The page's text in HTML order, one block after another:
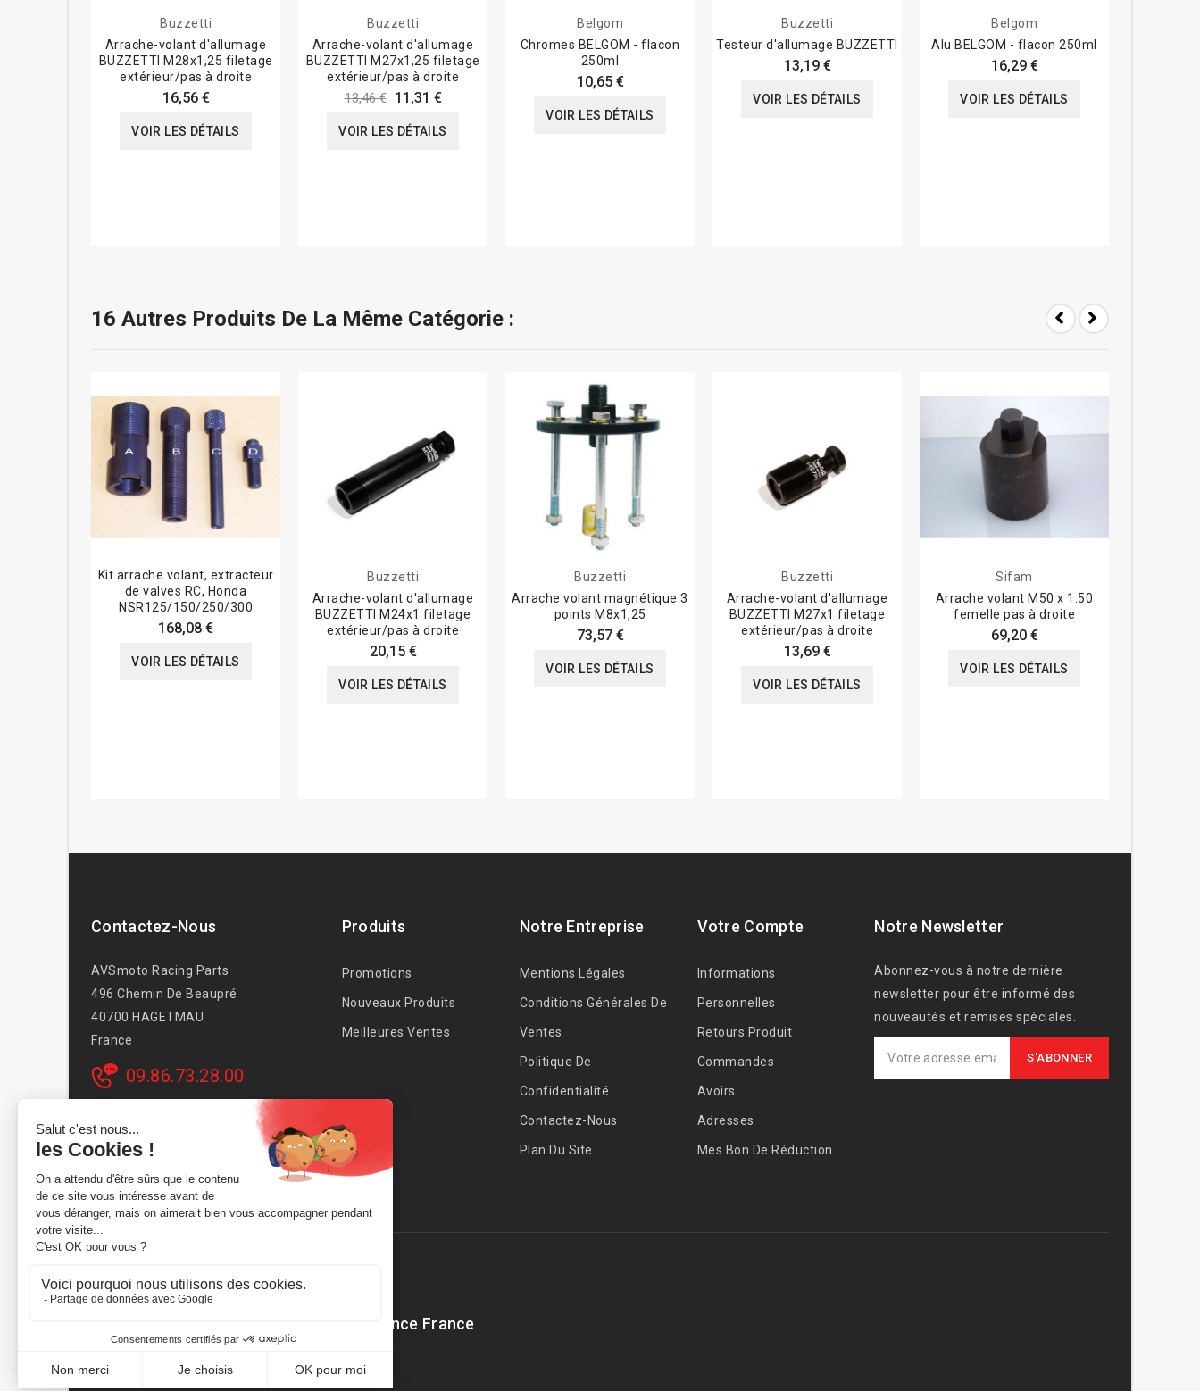
Buzzetti
Arrache-volant d'allumage
BUZZETTI M28x1,25 filetage
extérieur/pas à droite
16,56 €
VOIR LES DÉTAILS
Buzzetti
Arrache-volant d'allumage
BUZZETTI M27x1,25 filetage
extérieur/pas à droite
13,46 € 11,31 €
VOIR LES DÉTAILS
Belgom
Chromes BELGOM - flacon
250ml
10,65 €
VOIR LES DÉTAILS
Buzzetti
Testeur d'allumage BUZZETTI
13,19 €
VOIR LES DÉTAILS
Belgom
Alu BELGOM - flacon 250ml
16,29 €
VOIR LES DÉTAILS
16 Autres Produits De La Même Catégorie :
Kit arrache volant, extracteur
de valves RC, Honda
NSR125/150/250/300
168,08 €
VOIR LES DÉTAILS
Buzzetti
Arrache-volant d'allumage
BUZZETTI M24x1 filetage
extérieur/pas à droite
20,15 €
VOIR LES DÉTAILS
Buzzetti
Arrache volant magnétique 3
points M8x1,25
73,57 €
VOIR LES DÉTAILS
Buzzetti
Arrache-volant d'allumage
BUZZETTI M27x1 filetage
extérieur/pas à droite
13,69 €
VOIR LES DÉTAILS
Sifam
Arrache volant M50 x 1.50
femelle pas à droite
69,20 €
VOIR LES DÉTAILS
Contactez-Nous
AVSmoto Racing Parts
496 Chemin De Beaupré
40700 HAGETMAU
France
09.86.73.28.00
Produits
Promotions
Nouveaux Produits
Meilleures Ventes
Notre Entreprise
Mentions Légales
Conditions Générales De
Ventes
Politique De
Confidentialité
Contactez-Nous
Plan Du Site
Votre Compte
Informations
Personnelles
Retours Produit
Commandes
Avoirs
Adresses
Mes Bon De Réduction
Notre Newsletter
Abonnez-vous à notre dernière
newsletter pour être informé des
nouveautés et remises spéciales.
AVSmoto Racing Parts / Tyga-Performance France